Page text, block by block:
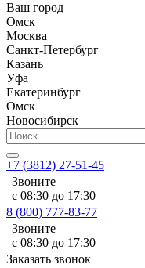
Ваш город
Омск
Москва
Санкт-Петербург
Казань
Уфа
Екатеринбург
Омск
Новосибирск
+7 (3812) 27-51-45
Звоните
с 08:30 до 17:30
8 (800) 777-83-77
Звоните
с 08:30 до 17:30
Заказать звонок